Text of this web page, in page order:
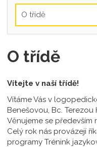
O třídě
O třídě
Vítejte v naší třídě!
Vítáme Vás v
Benešovou, Bc.
Věnujeme se
Celý rok nás provázejí
programy Trénink